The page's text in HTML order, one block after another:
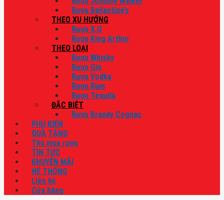
Rượu Ballantine’s
THEO XU HƯỚNG
Rượu X.O
Rượu King Arthur
THEO LOẠI
Rượu Whisky
Rượu Gin
Rượu Vodka
Rượu Rum
Rượu Tequila
ĐẶC BIỆT
Rượu Brandy Cognac
PHỤ KIỆN
QUÀ TẶNG
Thu mua rượu
TIN TỨC
KHUYẾN MÃI
HỆ THỐNG
Liên hệ
Cửa hàng